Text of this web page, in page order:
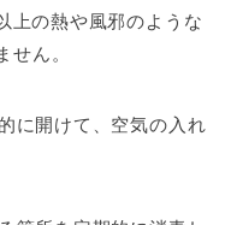
上の熱や風邪のような
せん。
に開けて、空気の入れ